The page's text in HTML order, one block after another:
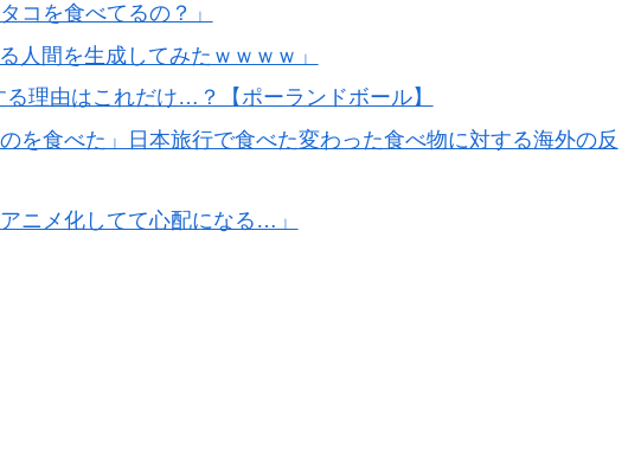
カーに衝撃的不祥事！W杯予選でレフリーへの性的接待発覚！海外
式）手間を楽しむ妄想？
った…」 日本を知ってしまったディズニー信者、帰国後『本家』に
日本の消防署を訪れたちびっ子集団が世界をメロメロに
コを食べてるの？」
人間を生成してみたｗｗｗｗ」
る理由はこれだけ…？【ポーランドボール】
を食べた」日本旅行で食べた変わった食べ物に対する海外の反
ニメ化してて心配になる…」